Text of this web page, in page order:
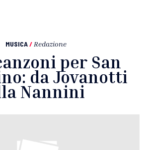
MUSICA / Redazione
per San
da Jovanotti
Nannini